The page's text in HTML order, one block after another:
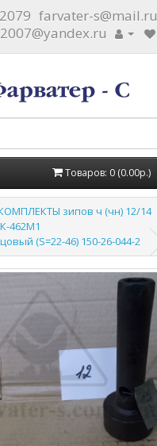
farvater-s@mail.ru
Товаров: 0 (0.00р.)
зипов ч (чн) 12/14
462М1
(S=22-46) 150-26-044-2